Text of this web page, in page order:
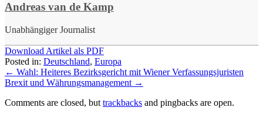
Andreas van de Kamp
Unabhängiger Journalist
Download Artikel als PDF
Posted in: Deutschland, Europa
← Wahl: Heiteres Bezirksgericht mit Wiener Verfassungsjuristen
Brexit und Währungsmanagement →
Comments are closed, but trackbacks and pingbacks are open.